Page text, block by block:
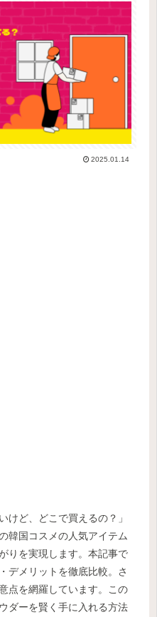
2025.01.14
けど、どこで買えるの？」
韓国コスメの人気アイテム
りを実現します。本記事で
デメリットを徹底比較。さ
点を網羅しています。この
ダーを賢く手に入れる方法